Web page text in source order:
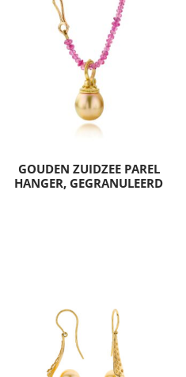
GOUDEN ZUIDZEE PAREL
HANGER, GEGRANULEERD